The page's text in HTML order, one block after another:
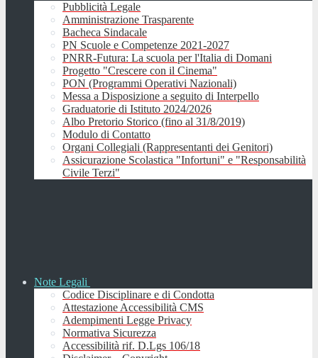
Pubblicità Legale
Amministrazione Trasparente
Bacheca Sindacale
PN Scuole e Competenze 2021-2027
PNRR-Futura: La scuola per l'Italia di Domani
Progetto "Crescere con il Cinema"
PON (Programmi Operativi Nazionali)
Messa a Disposizione a seguito di Interpello
Graduatorie di Istituto 2024/2026
Albo Pretorio Storico (fino al 31/8/2019)
Modulo di Contatto
Organi Collegiali (Rappresentanti dei Genitori)
Assicurazione Scolastica "Infortuni" e "Responsabilità
Civile Terzi"
Note Legali
Codice Disciplinare e di Condotta
Attestazione Accessibilità CMS
Adempimenti Legge Privacy
Normativa Sicurezza
Accessibilità rif. D.Lgs 106/18